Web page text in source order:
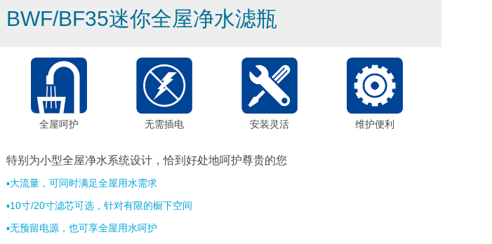
BWF/BF35迷你全屋净水滤瓶
全屋呵护 无需插电 安装灵活 维护便利
特别为小型全屋净水系统设计，恰到好处地呵护尊贵的您
▪大流量，可同时满足全屋用水需求
▪10寸/20寸滤芯可选，针对有限的橱下空间
▪无预留电源，也可享全屋用水呵护